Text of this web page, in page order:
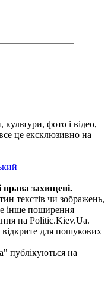
культури, фото і відео,
це ексклюзивно на
захищені.
текстів чи зображень,
інше поширення
на Politic.Kiev.Ua.
відкрите для пошукових
публікуються на